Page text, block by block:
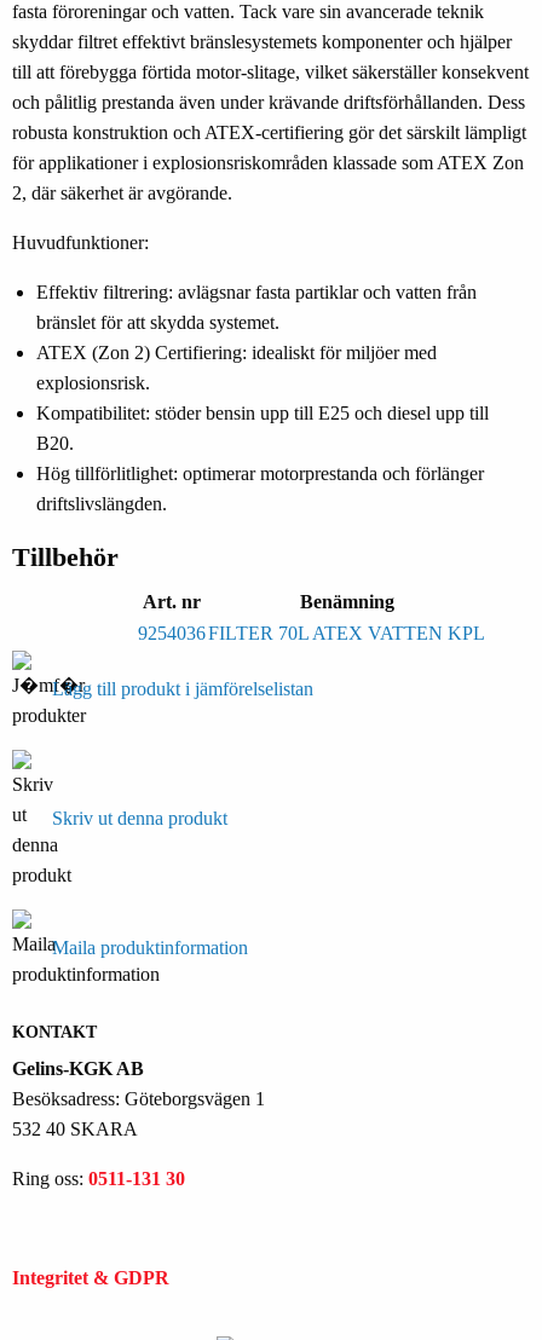
fasta föroreningar och vatten. Tack vare sin avancerade teknik
skyddar filtret effektivt bränslesystemets komponenter och hjälper
till att förebygga förtida motor-slitage, vilket säkerställer konsekvent
och pålitlig prestanda även under krävande driftsförhållanden. Dess
robusta konstruktion och ATEX-certifiering gör det särskilt lämpligt
för applikationer i explosionsriskområden klassade som ATEX Zon
2, där säkerhet är avgörande.
Huvudfunktioner:
Effektiv filtrering: avlägsnar fasta partiklar och vatten från
bränslet för att skydda systemet.
ATEX (Zon 2) Certifiering: idealiskt för miljöer med
explosionsrisk.
Kompatibilitet: stöder bensin upp till E25 och diesel upp till
B20.
Hög tillförlitlighet: optimerar motorprestanda och förlänger
driftslivslängden.
Tillbehör
Art. nr
Benämning
9254036FILTER 70L ATEX VATTEN KPL
Lägg till produkt i jämförelselistan
Skriv ut denna produkt
Maila produktinformation
KONTAKT
Gelins-KGK AB
Besöksadress: Göteborgsvägen 1
532 40 SKARA
Ring oss: 0511-131 30
Integritet & GDPR